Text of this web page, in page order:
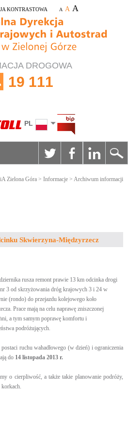
KONTRASTOWA A A A
DROGOWA
19 111
PL
Zielona Góra > Informacje > Archiwum informacji
Skwierzyna-Międzyrzecz
rusza remont prawie 13 km odcinka drogi
3 od skrzyżowania dróg krajowych 3 i 24 w
(rondo) do przejazdu kolejowego koło
Prace mają na celu naprawę zniszczonej
a tym samym poprawę komfortu i
podróżujących.
ruchu wahadłowego (w dzień) i ograniczenia
do 14 listopada 2013 r.
o cierpliwość, a także takie planowanie podróży,
korkach.